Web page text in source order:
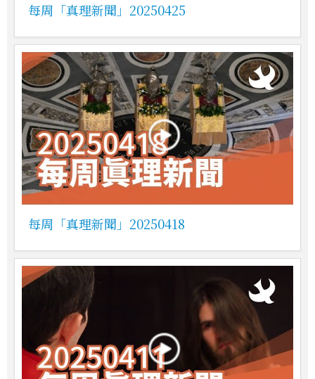
每周「真理新聞」20250425
每周「真理新聞」20250418